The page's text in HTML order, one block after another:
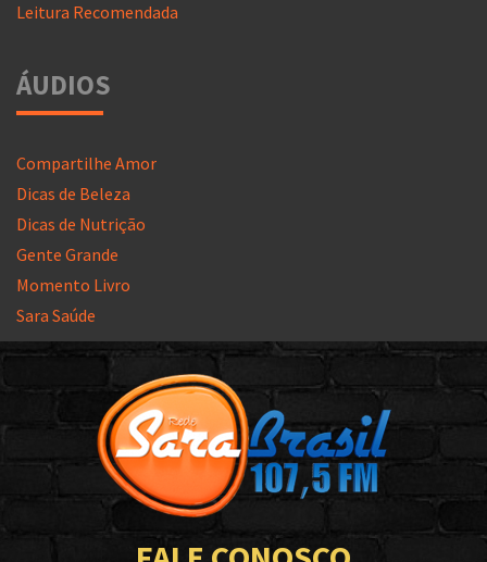
Leitura Recomendada
ÁUDIOS
Compartilhe Amor
Dicas de Beleza
Dicas de Nutrição
Gente Grande
Momento Livro
Sara Saúde